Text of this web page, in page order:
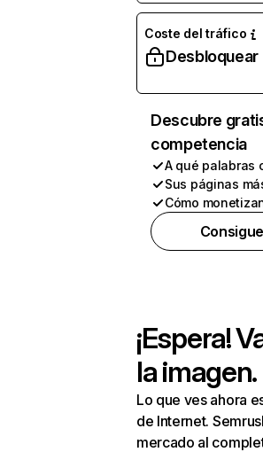
Coste del tráfico
Desbloquear
Descubre
competencia
A qué palabras
Sus páginas
Cómo
¡Espera!
la imagen.
Lo que ves ahora
de Internet.
mercado al